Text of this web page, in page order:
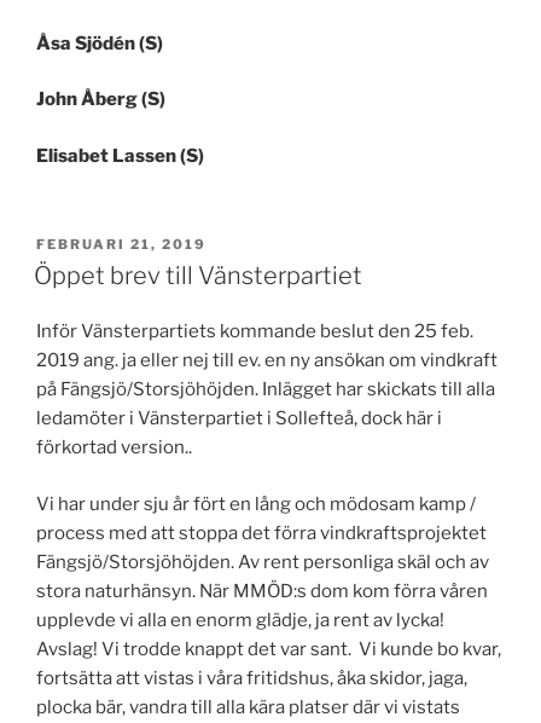
Åsa Sjödén (S)
John Åberg (S)
Elisabet Lassen (S)
PUBLICERAT
FEBRUARI 21, 2019
Öppet brev till Vänsterpartiet
Inför Vänsterpartiets kommande beslut den 25 feb.
2019 ang. ja eller nej till ev. en ny ansökan om vindkraft
på Fängsjö/Storsjöhöjden. Inlägget har skickats till alla
ledamöter i Vänsterpartiet i Sollefteå, dock här i
förkortad version..
Vi har under sju år fört en lång och mödosam kamp /
process med att stoppa det förra vindkraftsprojektet
Fängsjö/Storsjöhöjden. Av rent personliga skäl och av
stora naturhänsyn. När MMÖD:s dom kom förra våren
upplevde vi alla en enorm glädje, ja rent av lycka!
Avslag! Vi trodde knappt det var sant. Vi kunde bo kvar,
fortsätta att vistas i våra fritidshus, åka skidor, jaga,
plocka bär, vandra till alla kära platser där vi vistats